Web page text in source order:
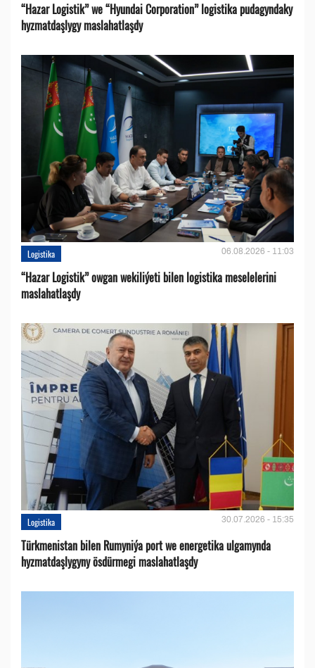
“Hazar Logistik” we “Hyundai Corporation” logistika pudagyndaky
hyzmatdaşlygy maslahatlaşdy
Logistika 06.08.2026 - 11:03
“Hazar Logistik” owgan wekiliýeti bilen logistika meselelerini
maslahatlaşdy
Logistika 30.07.2026 - 15:35
Türkmenistan bilen Rumyniýa port we energetika ulgamynda
hyzmatdaşlygyny ösdürmegi maslahatlaşdy